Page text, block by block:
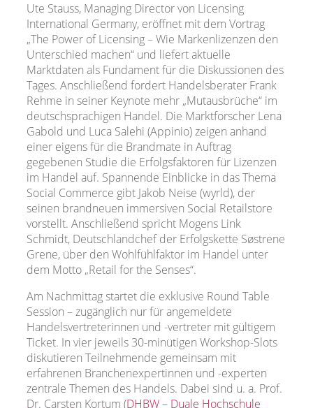
Ute Stauss, Managing Director von Licensing
International Germany, eröffnet mit dem Vortrag
„The Power of Licensing – Wie Markenlizenzen den
Unterschied machen“ und liefert aktuelle
Marktdaten als Fundament für die Diskussionen des
Tages. Anschließend fordert Handelsberater Frank
Rehme in seiner Keynote mehr „Mutausbrüche“ im
deutschsprachigen Handel. Die Marktforscher Lena
Gabold und Luca Salehi (Appinio) zeigen anhand
einer eigens für die Brandmate in Auftrag
gegebenen Studie die Erfolgsfaktoren für Lizenzen
im Handel auf. Spannende Einblicke in das Thema
Social Commerce gibt Jakob Neise (wyrld), der
seinen brandneuen immersiven Social Retailstore
vorstellt. Anschließend spricht Mogens Link
Schmidt, Deutschlandchef der Erfolgskette Søstrene
Grene, über den Wohlfühlfaktor im Handel unter
dem Motto „Retail for the Senses“.
Am Nachmittag startet die exklusive Round Table
Session – zugänglich nur für angemeldete
Handelsvertreterinnen und -vertreter mit gültigem
Ticket. In vier jeweils 30-minütigen Workshop-Slots
diskutieren Teilnehmende gemeinsam mit
erfahrenen Branchenexpertinnen und -experten
zentrale Themen des Handels. Dabei sind u. a. Prof.
Dr. Carsten Kortum (DHBW – Duale Hochschule